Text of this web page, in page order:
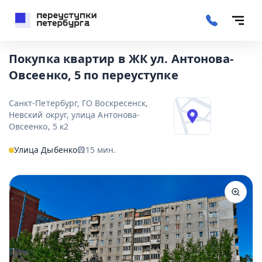
Покупка квартир в ЖК ул. Антонова-
Овсеенко, 5 по переуступке
Санкт-Петербург, ГО Воскресенск,
Невский округ, улица Антонова-
Овсеенко, 5 к2
Улица Дыбенко 15 мин.